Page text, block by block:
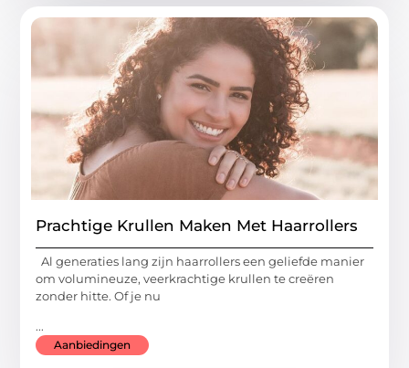
Prachtige Krullen Maken Met Haarrollers
Al generaties lang zijn haarrollers een geliefde manier
om volumineuze, veerkrachtige krullen te creëren
zonder hitte. Of je nu
...
Aanbiedingen